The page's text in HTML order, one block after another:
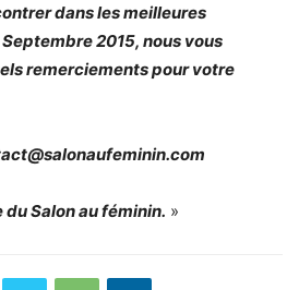
dans les meilleures
2015, nous vous
remerciements pour votre
Salon au féminin. »